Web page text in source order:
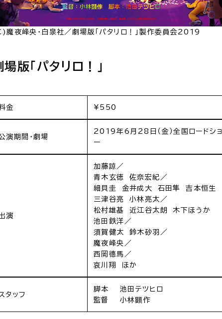
魔夜峰央・白泉社／劇場版「パタリロ！」製作委員会2019
場版「パタリロ！」
金 ¥550
演期間・劇場
2019年6月28日（金）全国ロードショ
ー
演
加藤諒／
青木玄徳 佐奈宏紀／
細貝圭 金井成大 石田隼 吉本恒生
三津谷亮 小林亮太／
松村雄基 近江谷太朗 木下ほうか
池田鉄洋／
須賀健太 鈴木砂羽／
魔夜峰央／
西岡德馬／
哀川翔 ほか
タッフ
脚本 池田テツヒロ
監督 小林顕作